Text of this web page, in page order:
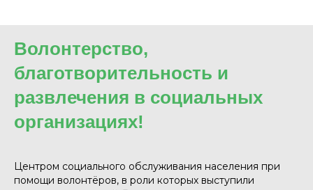
Волонтерство,
благотворительность и
развлечения в социальных
организациях!
Центром социального обслуживания населения при
помощи волонтёров, в роли которых выступили